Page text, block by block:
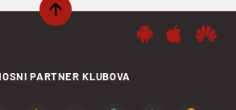
PARTNER KLUBOVA